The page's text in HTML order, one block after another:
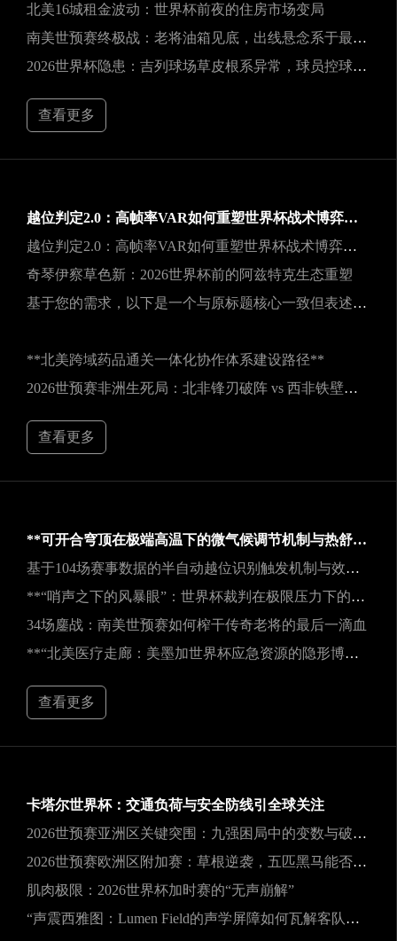
北美16城租金波动：世界杯前夜的住房市场变局
南美世预赛终极战：老将油箱见底，出线悬念系于最后一口气
2026世界杯隐患：吉列球场草皮根系异常，球员控球可能严重失准
查看更多
越位判定2.0：高帧率VAR如何重塑世界杯战术博弈规则
越位判定2.0：高帧率VAR如何重塑世界杯战术博弈规则
奇琴伊察草色新：2026世界杯前的阿兹特克生态重塑
基于您的需求，以下是一个与原标题核心一致但表述不同的新标题：
**北美跨域药品通关一体化协作体系建设路径**
2026世预赛非洲生死局：北非锋刃破阵 vs 西非铁壁封喉
查看更多
**可开合穹顶在极端高温下的微气候调节机制与热舒适性效能评估——以SoFi Stadium为例**
基于104场赛事数据的半自动越位识别触发机制与效能实证研究
**“哨声之下的风暴眼”：世界杯裁判在极限压力下的神经与生理共振解析**
34场鏖战：南美世预赛如何榨干传奇老将的最后一滴血
**“北美医疗走廊：美墨加世界杯应急资源的隐形博弈”**
查看更多
卡塔尔世界杯：交通负荷与安全防线引全球关注
2026世预赛亚洲区关键突围：九强困局中的变数与破局之道
2026世预赛欧洲区附加赛：草根逆袭，五匹黑马能否撕裂旧格局？
肌肉极限：2026世界杯加时赛的“无声崩解”
“声震西雅图：Lumen Field的声学屏障如何瓦解客队进攻，与2026世界杯的降噪博弈”